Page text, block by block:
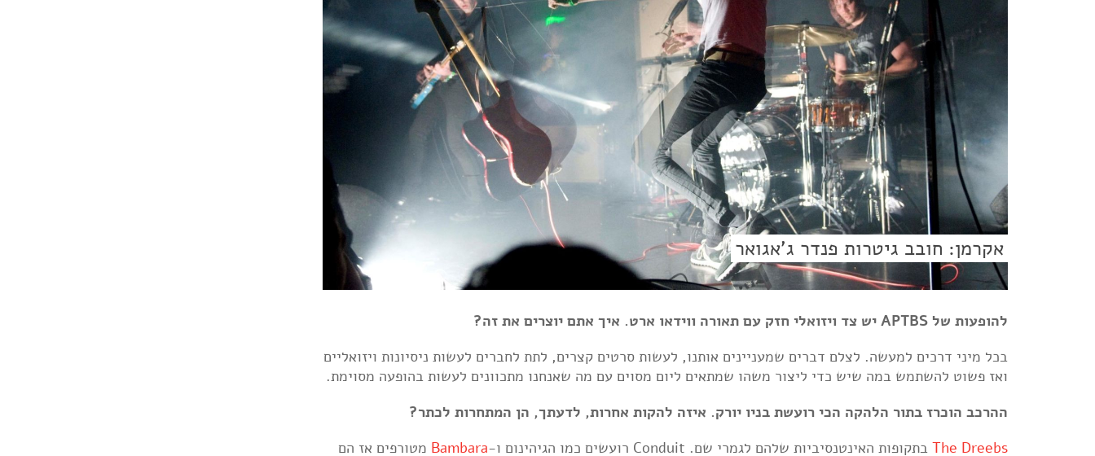
אקרמן: חובב גיטרות פנדר ג'אגואר
להופעות של APTBS יש צד ויזואלי חזק עם תאורה ווידאו ארט. איך אתם יוצרים את זה?
בכל מיני דרכים למעשה. לצלם דברים שמעניינים אותנו, לעשות סרטים קצרים, לתת לחברים לעשות ניסיונות ויזואליים
ואז פשוט להשתמש במה שיש כדי ליצור משהו שמתאים ליום מסוים עם מה שאנחנו מתכוונים לעשות בהופעה מסוימת.
ההרכב הוכרז בתור הלהקה הכי רועשת בניו יורק. איזה להקות אחרות, לדעתך, הן המתחרות לכתר?
The Dreebs בתקופות האינטנסיביות שלהם לגמרי שם. Conduit רועשים כמו הגיהינום ו- Bambara מטורפים אז הם